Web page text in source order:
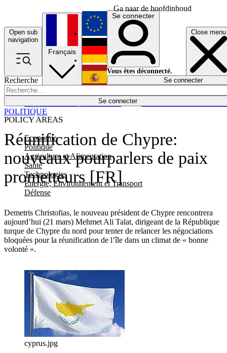
Ga naar de hoofdinhoud
Open sub
navigation
Close menu
Recherche
Se connecter
POLICY AREAS
Economie
Politique
Agriculture et Alimentation
Santé
Technologies
Energie, Environnement et Transport
Défense
Économie
Français
English
Deutsch
Español
Se connecter
Vous êtes déconnecté.
Se connecter
Réunification de Chypre:
nouveaux pourparlers de paix
prometteurs [FR]
Demetris Christofias, le nouveau président de Chypre rencontrera
aujourd’hui (21 mars) Mehmet Ali Talat, dirigeant de la République
turque de Chypre du nord pour tenter de relancer les négociations
bloquées pour la réunification de l’île dans un climat de « bonne
volonté ».
POLITIQUE
cyprus.jpg